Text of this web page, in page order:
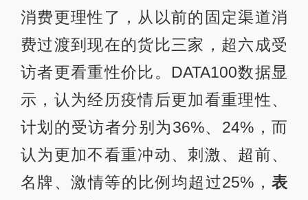
消费更理性了，从以前的固定渠道消
费过渡到现在的货比三家，超六成受
访者更看重性价比。DATA100数据显
示，认为经历疫情后更加看重理性、
计划的受访者分别为36%、24%，而
认为更加不看重冲动、刺激、超前、
名牌、激情等的比例均超过25%，表